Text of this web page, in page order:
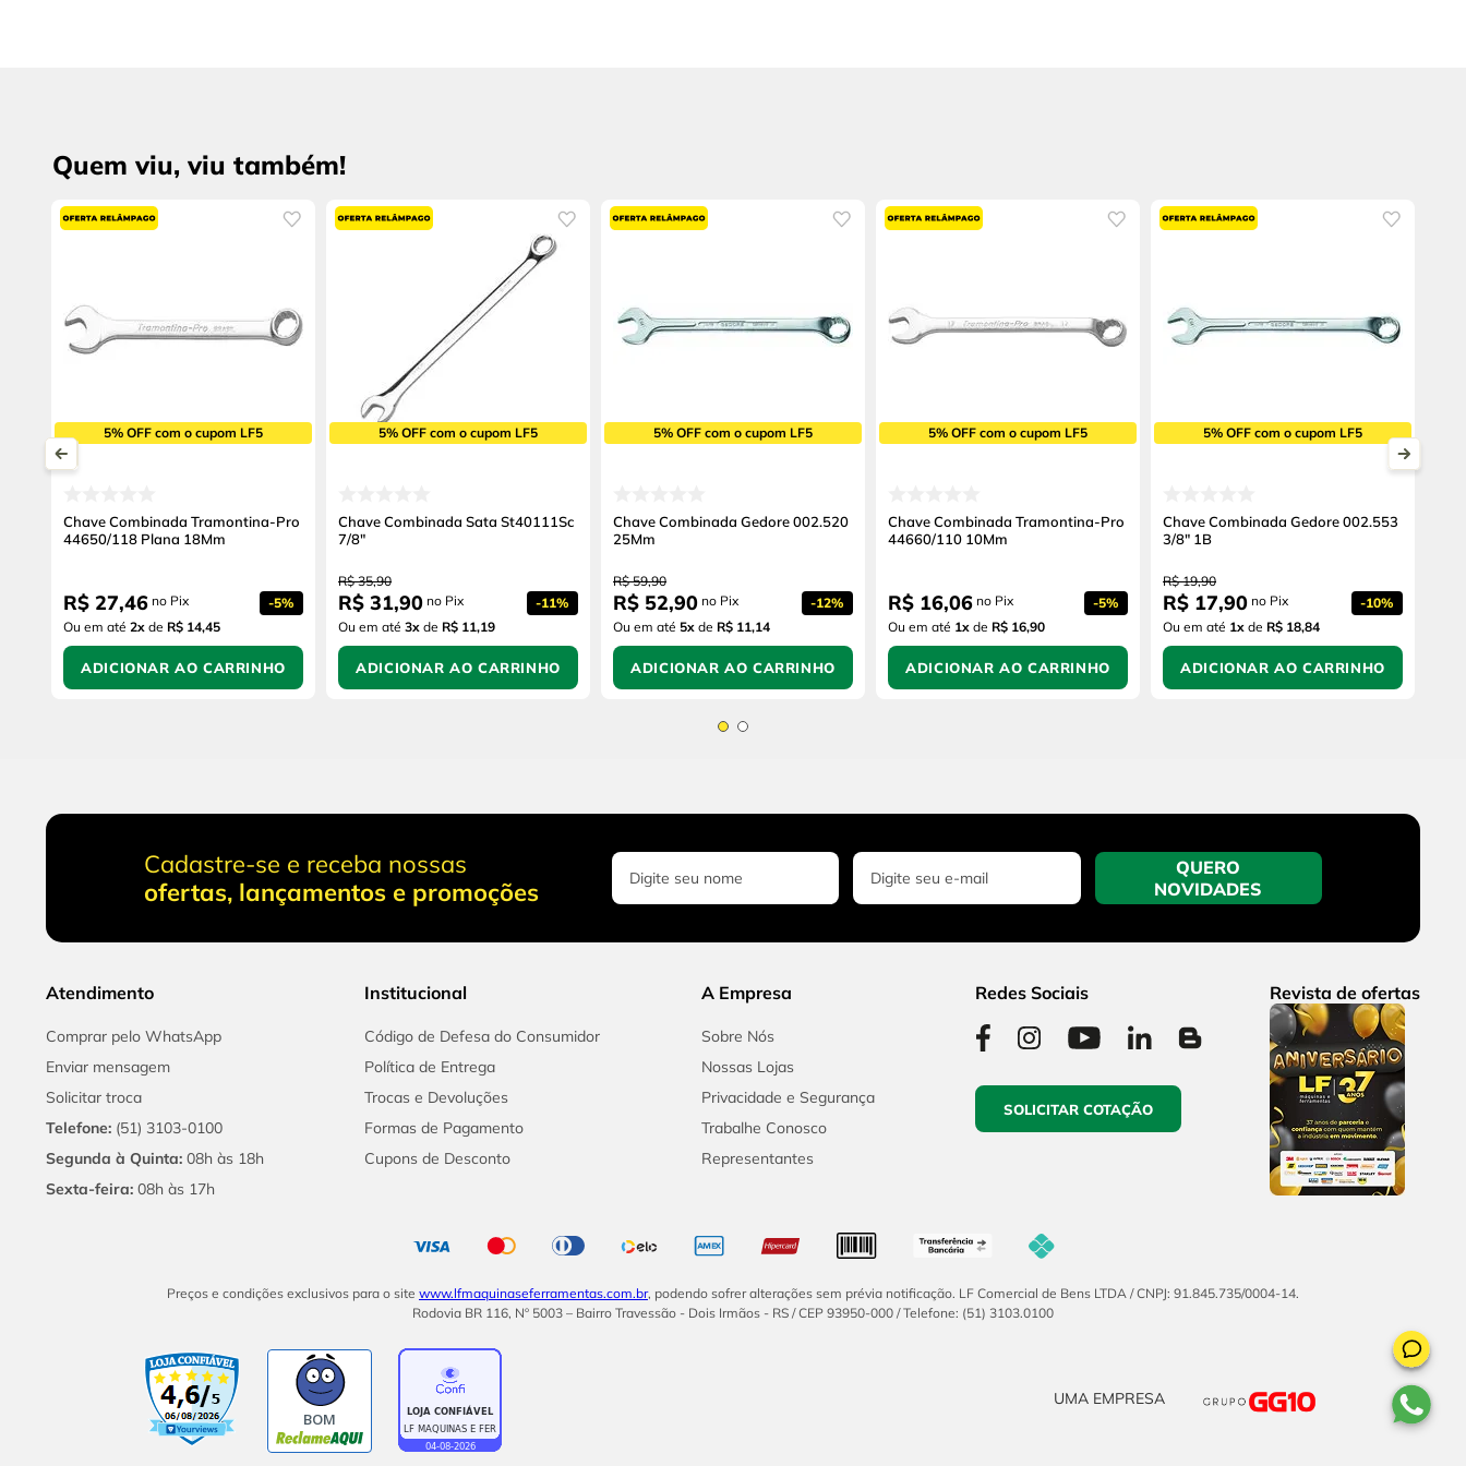
Quem viu, viu também!
5% OFF com o cupom LF5
Chave Combinada Tramontina-Pro
44650/118 Plana 18Mm
R$ 27,46 no Pix -5%
Ou em até 2x de R$ 14,45
ADICIONAR AO CARRINHO
5% OFF com o cupom LF5
Chave Combinada Sata St40111Sc
7/8"
R$ 35,90
R$ 31,90 no Pix -11%
Ou em até 3x de R$ 11,19
ADICIONAR AO CARRINHO
5% OFF com o cupom LF5
Chave Combinada Gedore 002.520
25Mm
R$ 59,90
R$ 52,90 no Pix -12%
Ou em até 5x de R$ 11,14
ADICIONAR AO CARRINHO
5% OFF com o cupom LF5
Chave Combinada Tramontina-Pro
44660/110 10Mm
R$ 16,06 no Pix -5%
Ou em até 1x de R$ 16,90
ADICIONAR AO CARRINHO
5% OFF com o cupom LF5
Chave Combinada Gedore 002.553
3/8" 1B
R$ 19,90
R$ 17,90 no Pix -10%
Ou em até 1x de R$ 18,84
ADICIONAR AO CARRINHO
Cadastre-se e receba nossas
ofertas, lançamentos e promoções
QUERO
NOVIDADES
Atendimento
Comprar pelo WhatsApp
Enviar mensagem
Solicitar troca
Telefone: (51) 3103-0100
Segunda à Quinta: 08h às 18h
Sexta-feira: 08h às 17h
Institucional
Código de Defesa do Consumidor
Política de Entrega
Trocas e Devoluções
Formas de Pagamento
Cupons de Desconto
A Empresa
Sobre Nós
Nossas Lojas
Privacidade e Segurança
Trabalhe Conosco
Representantes
Redes Sociais
SOLICITAR COTAÇÃO
Revista de ofertas
Preços e condições exclusivos para o site www.lfmaquinaseferramentas.com.br, podendo sofrer alterações sem prévia notificação. LF Comercial de Bens LTDA / CNPJ: 91.845.735/0004-14.
Rodovia BR 116, Nº 5003 – Bairro Travessão - Dois Irmãos - RS / CEP 93950-000 / Telefone: (51) 3103.0100
BOM
UMA EMPRESA